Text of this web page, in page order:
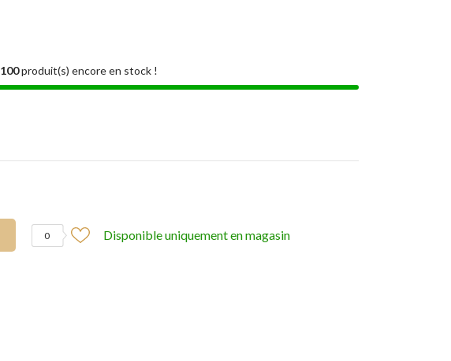
100produit(s) encore en stock !
0 Disponible uniquement en magasin